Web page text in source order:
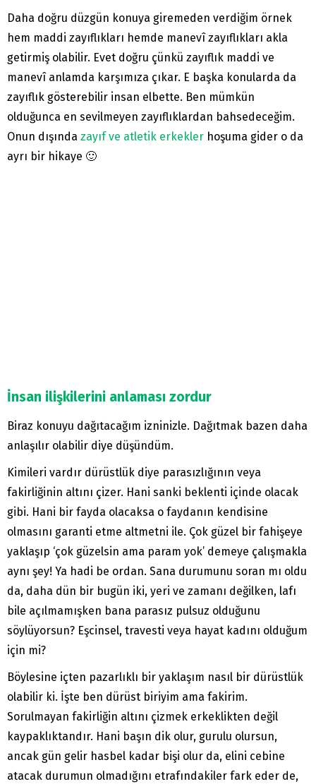
Daha doğru düzgün konuya giremeden verdiğim örnek
hem maddi zayıflıkları hemde manevî zayıflıkları akla
getirmiş olabilir. Evet doğru çünkü zayıflık maddi ve
manevî anlamda karşımıza çıkar. E başka konularda da
zayıflık gösterebilir insan elbette. Ben mümkün
olduğunca en sevilmeyen zayıflıklardan bahsedeceğim.
Onun dışında zayıf ve atletik erkekler hoşuma gider o da
ayrı bir hikaye 🙂
İnsan ilişkilerini anlaması zordur
Biraz konuyu dağıtacağım izninizle. Dağıtmak bazen daha
anlaşılır olabilir diye düşündüm.
Kimileri vardır dürüstlük diye parasızlığının veya
fakirliğinin altını çizer. Hani sanki beklenti içinde olacak
gibi. Hani bir fayda olacaksa o faydanın kendisine
olmasını garanti etme altmetni ile. Çok güzel bir fahişeye
yaklaşıp ‘çok güzelsin ama param yok’ demeye çalışmakla
aynı şey! Ya hadi be ordan. Sana durumunu soran mı oldu
da, daha dün bir bugün iki, yeri ve zamanı değilken, lafı
bile açılmamışken bana parasız pulsuz olduğunu
söylüyorsun? Eşcinsel, travesti veya hayat kadını olduğum
için mi?
Böylesine içten pazarlıklı bir yaklaşım nasıl bir dürüstlük
olabilir ki. İşte ben dürüst biriyim ama fakirim.
Sorulmayan fakirliğin altını çizmek erkeklikten değil
kaypaklıktandır. Hani başın dik olur, gurulu olursun,
ancak gün gelir hasbel kadar bişi olur da, elini cebine
atacak durumun olmadığını etrafındakiler fark eder de,